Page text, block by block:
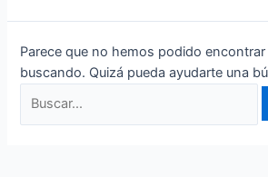
Parece que no hemos podido
buscando. Quizá pueda ayudarte una